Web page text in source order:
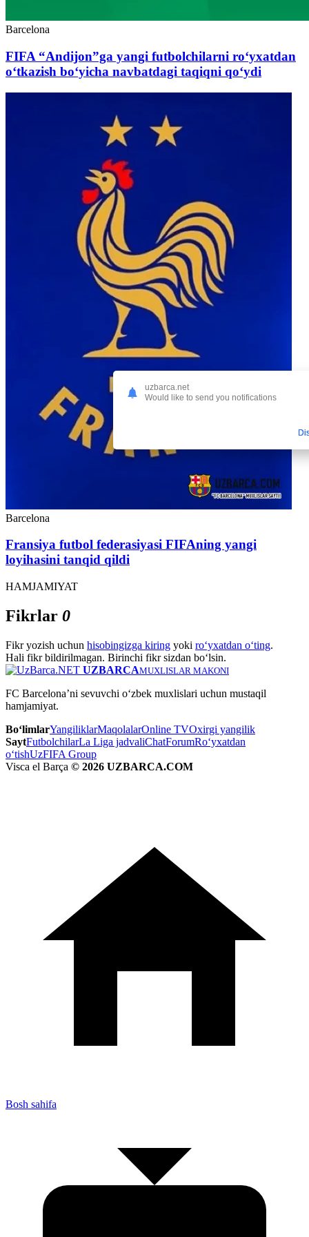
Barcelona
FIFA “Andijon”ga yangi futbolchilarni ro‘yxatdan
o‘tkazish bo‘yicha navbatdagi taqiqni qo‘ydi
Barcelona
Fransiya futbol federasiyasi FIFAning yangi
loyihasini tanqid qildi
HAMJAMIYAT
Fikrlar 0
Fikr yozish uchun hisobingizga kiring yoki ro‘yxatdan o‘ting.
Hali fikr bildirilmagan. Birinchi fikr sizdan bo‘lsin.
UZBARCAMUXLISLAR MAKONI
FC Barcelona’ni sevuvchi o‘zbek muxlislari uchun mustaqil
hamjamiyat.
Bo‘limlarYangiliklarMaqolalarOnline TVOxirgi yangilik
SaytFutbolchilarLa Liga jadvaliChatForumRo‘yxatdan
o‘tishUzFIFA Group
Visca el Barça © 2026 UZBARCA.COM
Bosh sahifa
uzbarca.net
Would like to send you notifications